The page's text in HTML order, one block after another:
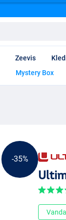
Zeevis
Mystery Box
-35%